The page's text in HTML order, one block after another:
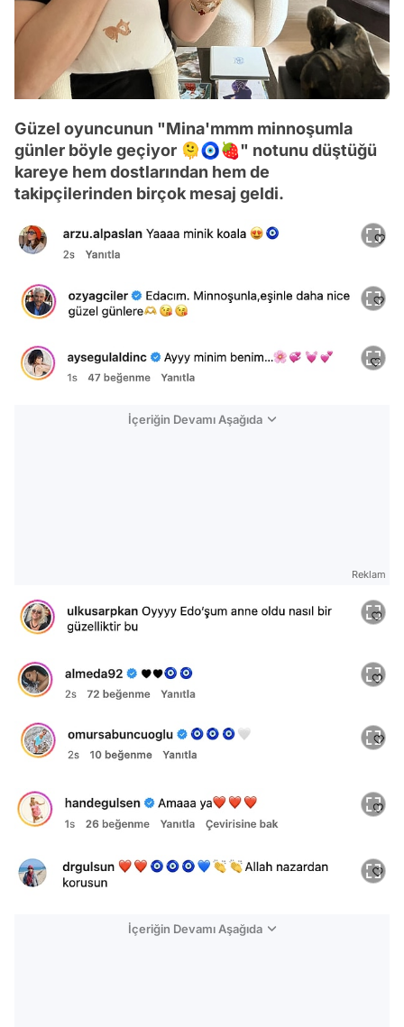
Güzel oyuncunun "Mina'mmm minnoşumla
günler böyle geçiyor 🫠🧿🍓" notunu düştüğü
kareye hem dostlarından hem de
takipçilerinden birçok mesaj geldi.
İçeriğin Devamı Aşağıda
Reklam
İçeriğin Devamı Aşağıda